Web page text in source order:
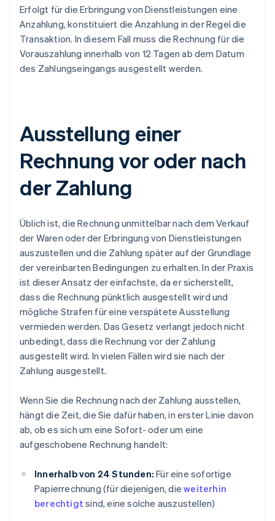
Erfolgt für die Erbringung von Dienstleistungen eine
Anzahlung, konstituiert die Anzahlung in der Regel die
Transaktion. In diesem Fall muss die Rechnung für die
Vorauszahlung innerhalb von 12 Tagen ab dem Datum
des Zahlungseingangs ausgestellt werden.
Ausstellung einer
Rechnung vor oder nach
der Zahlung
Üblich ist, die Rechnung unmittelbar nach dem Verkauf
der Waren oder der Erbringung von Dienstleistungen
auszustellen und die Zahlung später auf der Grundlage
der vereinbarten Bedingungen zu erhalten. In der Praxis
ist dieser Ansatz der einfachste, da er sicherstellt,
dass die Rechnung pünktlich ausgestellt wird und
mögliche Strafen für eine verspätete Ausstellung
vermieden werden. Das Gesetz verlangt jedoch nicht
unbedingt, dass die Rechnung vor der Zahlung
ausgestellt wird. In vielen Fällen wird sie nach der
Zahlung ausgestellt.
Wenn Sie die Rechnung nach der Zahlung ausstellen,
hängt die Zeit, die Sie dafür haben, in erster Linie davon
ab, ob es sich um eine Sofort- oder um eine
aufgeschobene Rechnung handelt:
Innerhalb von 24 Stunden: Für eine sofortige
Papierrechnung (für diejenigen, dieweiterhin
berechtigt sind, eine solche auszustellen)